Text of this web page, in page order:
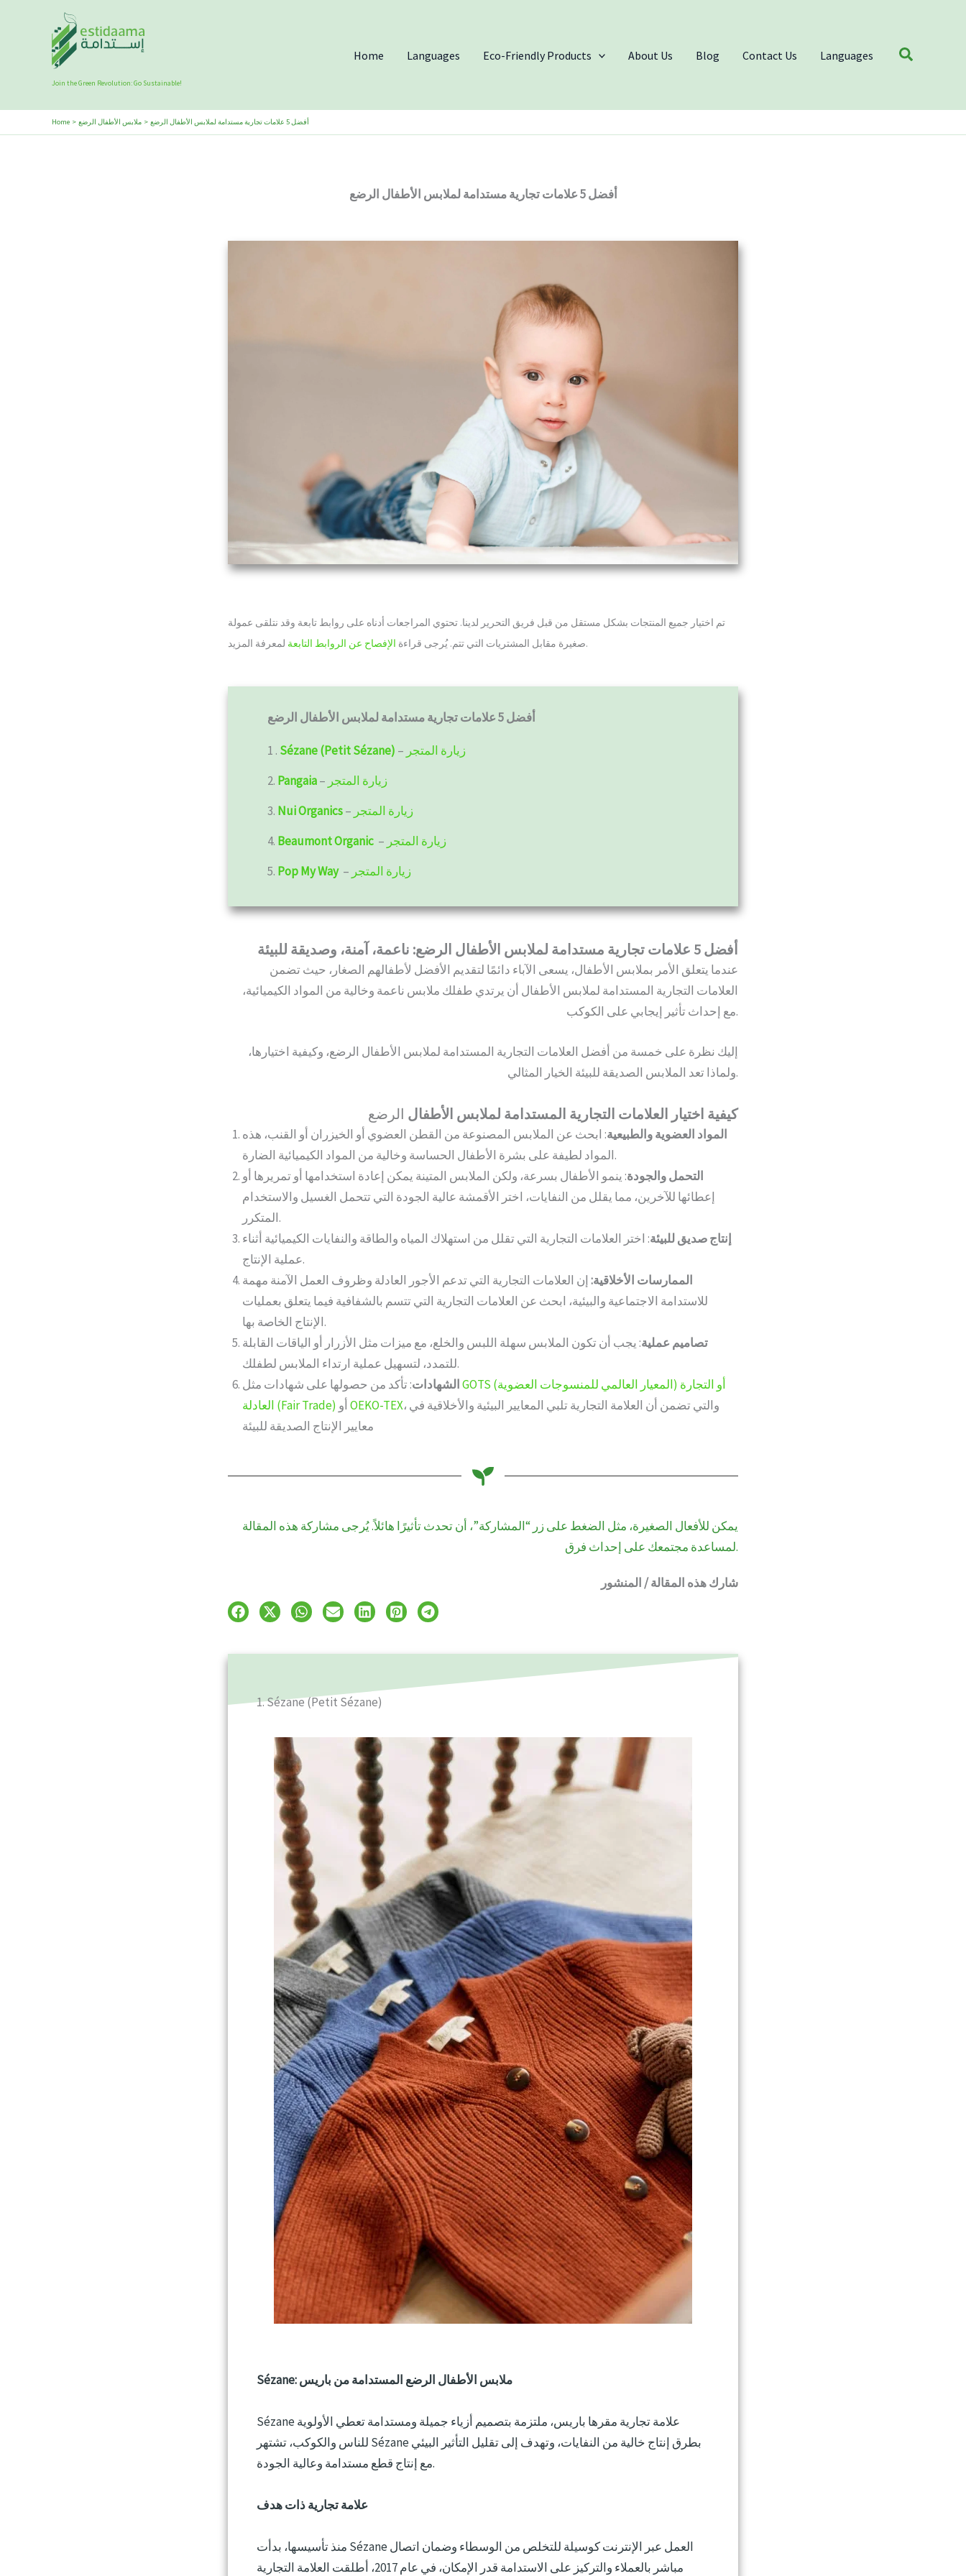
Join the Green Revolution: Go Sustainable!
Home Languages Eco-Friendly Products About Us Blog Contact Us Languages Search
Home ملابس الأطفال الرضع أفضل 5 علامات تجارية مستدامة لملابس الأطفال الرضع
أفضل 5 علامات تجارية مستدامة لملابس الأطفال الرضع
تم اختيار جميع المنتجات بشكل مستقل من قبل فريق التحرير لدينا. تحتوي المراجعات أدناه على روابط تابعة وقد نتلقى عمولة
صغيرة مقابل المشتريات التي تتم. يُرجى قراءة الإفصاح عن الروابط التابعة لمعرفة المزيد.
أفضل 5 علامات تجارية مستدامة لملابس الأطفال الرضع
1 . Sézane (Petit Sézane) – زيارة المتجر
2. Pangaia– زيارة المتجر
3. Nui Organics– زيارة المتجر
4. Beaumont Organic – زيارة المتجر
5. Pop My Way – زيارة المتجر
أفضل 5 علامات تجارية مستدامة لملابس الأطفال الرضع: ناعمة، آمنة، وصديقة للبيئة
عندما يتعلق الأمر بملابس الأطفال، يسعى الآباء دائمًا لتقديم الأفضل لأطفالهم الصغار، حيث تضمن
العلامات التجارية المستدامة لملابس الأطفال أن يرتدي طفلك ملابس ناعمة وخالية من المواد الكيميائية،
مع إحداث تأثير إيجابي على الكوكب.
إليك نظرة على خمسة من أفضل العلامات التجارية المستدامة لملابس الأطفال الرضع، وكيفية اختيارها،
ولماذا تعد الملابس الصديقة للبيئة الخيار المثالي.
كيفية اختيار العلامات التجارية المستدامة لملابس الأطفال الرضع
المواد العضوية والطبيعية: ابحث عن الملابس المصنوعة من القطن العضوي أو الخيزران أو القنب، هذه
المواد لطيفة على بشرة الأطفال الحساسة وخالية من المواد الكيميائية الضارة.
التحمل والجودة: ينمو الأطفال بسرعة، ولكن الملابس المتينة يمكن إعادة استخدامها أو تمريرها أو
إعطائها للآخرين، مما يقلل من النفايات، اختر الأقمشة عالية الجودة التي تتحمل الغسيل والاستخدام
المتكرر.
إنتاج صديق للبيئة: اختر العلامات التجارية التي تقلل من استهلاك المياه والطاقة والنفايات الكيميائية أثناء
عملية الإنتاج.
الممارسات الأخلاقية: إن العلامات التجارية التي تدعم الأجور العادلة وظروف العمل الآمنة مهمة
للاستدامة الاجتماعية والبيئية، ابحث عن العلامات التجارية التي تتسم بالشفافية فيما يتعلق بعمليات
الإنتاج الخاصة بها.
تصاميم عملية: يجب أن تكون الملابس سهلة اللبس والخلع، مع ميزات مثل الأزرار أو الياقات القابلة
للتمدد، لتسهيل عملية ارتداء الملابس لطفلك.
الشهادات
GOTS (المعيار العالمي للمنسوجات العضوية) أو التجارة
العادلة (Fair Trade)
OEKO-TEX، والتي تضمن أن العلامة التجارية تلبي المعايير البيئية والأخلاقية في
معايير الإنتاج الصديقة للبيئة
يمكن للأفعال الصغيرة، مثل الضغط على زر “المشاركة”، أن تحدث تأثيرًا هائلاً. يُرجى مشاركة هذه المقالة
لمساعدة مجتمعك على إحداث فرق.
شارك هذه المقالة / المنشور
1. Sézane (Petit Sézane)
Sézane: ملابس الأطفال الرضع المستدامة من باريس
Sézane علامة تجارية مقرها باريس، ملتزمة بتصميم أزياء جميلة ومستدامة تعطي الأولوية
للناس والكوكب، تشتهر Sézane بطرق إنتاج خالية من النفايات، وتهدف إلى تقليل التأثير البيئي
مع إنتاج قطع مستدامة وعالية الجودة.
علامة تجارية ذات هدف
منذ تأسيسها، بدأت Sézane العمل عبر الإنترنت كوسيلة للتخلص من الوسطاء وضمان اتصال
مباشر بالعملاء والتركيز على الاستدامة قدر الإمكان، في عام 2017، أطلقت العلامة التجارية